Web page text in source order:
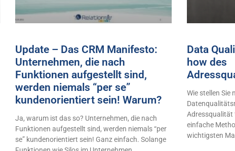
Update – Das CRM Manifesto:
Unternehmen, die nach
Funktionen aufgestellt sind,
werden niemals “per se”
kundenorientiert sein! Warum?
Ja, warum ist das so? Unternehmen, die nach
Funktionen aufgestellt sind, werden niemals “per
se” kundenorientiert sein! Ganz einfach. Solange
Data
how des
Wie stellen Sie
Adressqualität
einfache
wichtigsten